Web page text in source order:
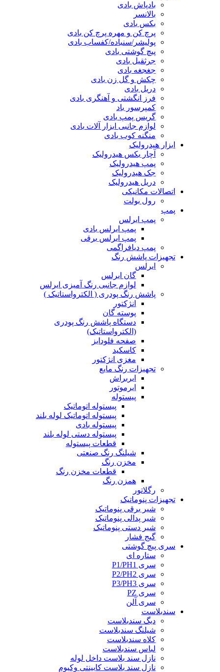
بادپاش بادی
بالانسر
بکس بادی
پرچ کن و مهره پرچ کن بادی
پولیشر/سنباده/کفساب بادی
پیچ گوشتی بادی
جرثقیل بادی
جغجغه بادی
چکش و گل زن بادی
دریل بادی
فرز انگشتی و آهنگری بادی
کمپرسور باد
گریس پمپ بادی
لوازم جانبی ابزار آلات بادی
منگنه کوب بادی
ابزار هیدرولیک
آچار بکس هیدرولیک
پمپ هیدرولیک
جک هیدرولیک
دریل هیدرولیک
اتصالات مکانیکی
رول بولت
پمپ
پمپ ایرلس
پمپ ایرلس بادی
پمپ ایرلس برقی
پمپ دیافراگمی
تجهیزات پاشش رنگ
ایرلس
گان ایرلس
لوازم جانبی رنگ آمیزی ایرلس
پاشش رنگ پودری ( الکترواستاتیک )
انژکتور
پوسته گان
دستگاه پاشش رنگ پودری
(الکترواستاتیک)
صفحه فلودایز
کاسکید
مغزی انژکتور
تجهیزات رنگ مایع
ایربراش
ایرموتور
پیستوله
پیستوله اتوماتیک
پیستوله اتوماتیک لوله بلند
پیستوله بادی
پیستوله دستی لوله بلند
قطعات پیستوله
شیلنگ رنگ صنعتی
مخزن رنگ
قطعات مخزن رنگ
همزن رنگ
رگلاتور
تجهیزات پنوماتیک
شیر برقی پنوماتیک
شیر پدالی پنوماتیک
شیر دستی پنوماتیک
گیج فشار
سری پیچ گوشتی
ستاره ای
سری P1/PH1
سری P2/PH2
سری P3/PH3
سری PZ
سری آلن
سندبلاست
دیگ سندبلاست
شیلنگ سندبلاست
کلاه سندبلاست
لباس سندبلاست
نازل سند بلاست داخل لوله
نازل سند بلاست کابینتی وکیوم